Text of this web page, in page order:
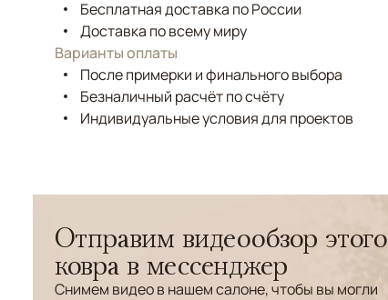
Бесплатная доставка по России
Доставка по всему миру
Варианты оплаты
После примерки и финального выбора
Безналичный расчёт по счёту
Индивидуальные условия для проектов
Отправим видеообзор этого
ковра в мессенджер
Снимем видео в нашем салоне, чтобы вы могли